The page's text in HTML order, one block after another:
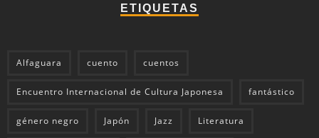
ETIQUETAS
Alfaguara cuento cuentos
Encuentro Internacional de Cultura Japonesa fantástico
género negro Japón Jazz Literatura